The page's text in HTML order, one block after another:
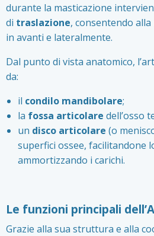
durante la masticazione
di traslazione, consentendo
in avanti e lateralmente.
Dal punto di vista anatomico,
da:
il condilo mandibolare;
la fossa articolare dell’osso
un disco articolare (o
superfici ossee, facilitandone
ammortizzando i carichi.
Le funzioni principali
Grazie alla sua struttura e alla